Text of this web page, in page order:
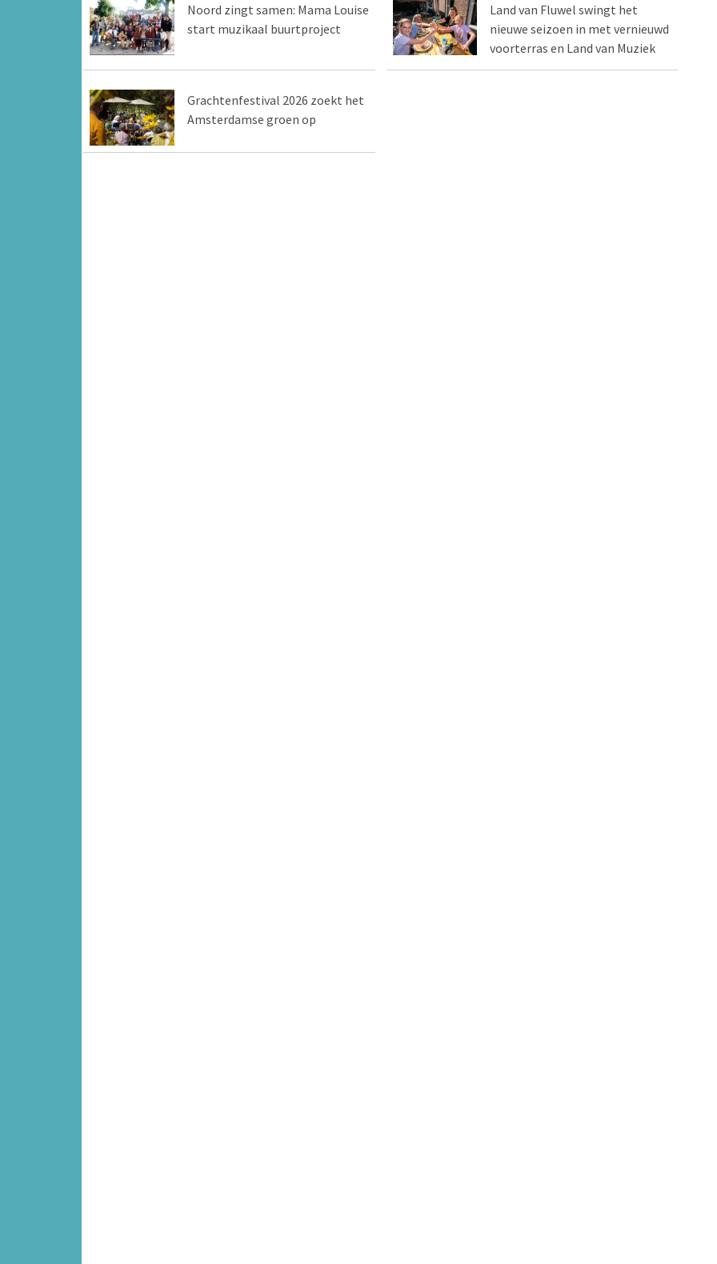
Noord zingt samen: Mama Louise
start muzikaal buurtproject
Land van Fluwel swingt het
nieuwe seizoen in met vernieuwd
voorterras en Land van Muziek
Grachtenfestival 2026 zoekt het
Amsterdamse groen op